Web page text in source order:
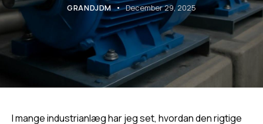
GRANDJDM December 29, 2025
I mange industrianlæg har jeg set, hvordan den rigtige